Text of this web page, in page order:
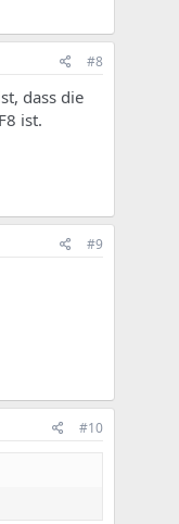
#8
dass die
ist.
#9
#10